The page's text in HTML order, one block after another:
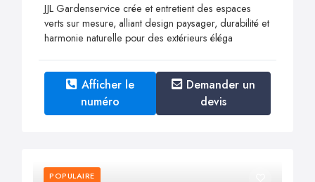
JJL Gardenservice crée et entretient des espaces
verts sur mesure, alliant design paysager, durabilité et
harmonie naturelle pour des extérieurs éléga
Afficher le
numéro
Demander un
devis
POPULAIRE